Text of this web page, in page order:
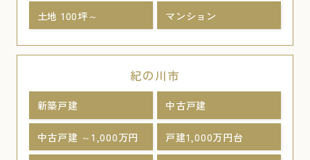
土地 100坪～ マンション
紀の川市
新築戸建 中古戸建
中古戸建 ～1,000万円 戸建1,000万円台